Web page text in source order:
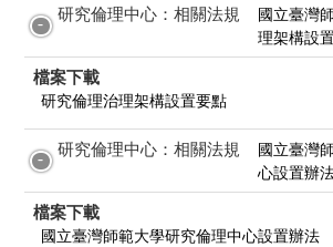
研究倫理中心：相關法規
國立臺灣
理架構設
檔案下載
研究倫理治理架構設置要點
研究倫理中心：相關法規
國立臺灣
心設置辦
檔案下載
國立臺灣師範大學研究倫理中心設置辦法